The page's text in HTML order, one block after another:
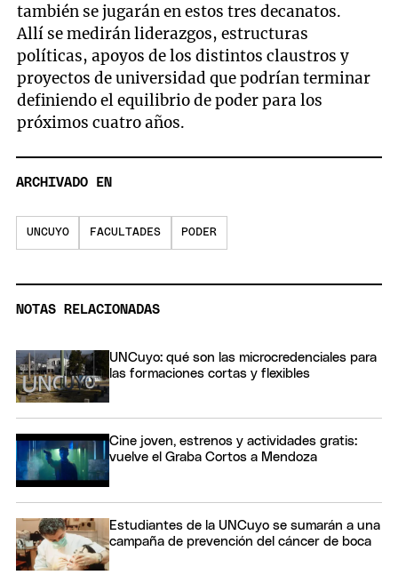
también se jugarán en estos tres decanatos.
Allí se medirán liderazgos, estructuras
políticas, apoyos de los distintos claustros y
proyectos de universidad que podrían terminar
definiendo el equilibrio de poder para los
próximos cuatro años.
ARCHIVADO EN
UNCUYO FACULTADES PODER
NOTAS RELACIONADAS
UNCuyo: qué son las microcredenciales para
las formaciones cortas y flexibles
Cine joven, estrenos y actividades gratis:
vuelve el Graba Cortos a Mendoza
Estudiantes de la UNCuyo se sumarán a una
campaña de prevención del cáncer de boca